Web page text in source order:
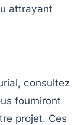
attrayant
consultez
fourniront
projet. Ces